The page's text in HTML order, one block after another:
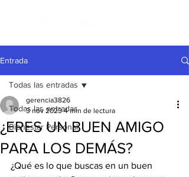
Entrada
Todas las entradas
Bienestar Personal
Todas las entradas
¿ERES UN BUEN AMIGO
PARA LOS DEMÁS?
gerencia3826
3 nov 2023 4 min de lectura
¿Qué es lo que buscas en un buen